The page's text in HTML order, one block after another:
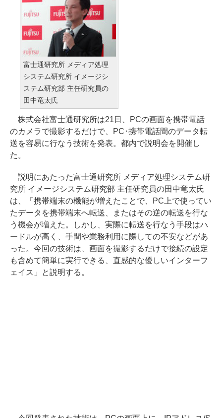
富士通研究所 メディア処理
システム研究所 イメージシ
ステム研究部 主任研究員の
田中竜太氏
株式会社富士通研究所は21日、PCの画面を携帯電話
のカメラで撮影するだけで、PC･携帯電話間のデータ転
送を容易に行なう技術を発表。都内で説明会を開催し
た。
説明にあたった富士通研究所 メディア処理システム研
究所 イメージシステム研究部 主任研究員の田中竜太氏
は、「携帯端末の機能が増えたことで、PC上で使ってい
たデータを携帯端末へ転送、またはその逆の転送を行な
う機会が増えた。しかし、実際に転送を行なう手段はハ
ードルが高く、手間や業務利用に際しての不安などがあ
った。今回の技術は、画面を撮影するだけで接続の設定
も含めて簡単に実行できる、直感的な優しいインターフ
ェイス」と説明する。